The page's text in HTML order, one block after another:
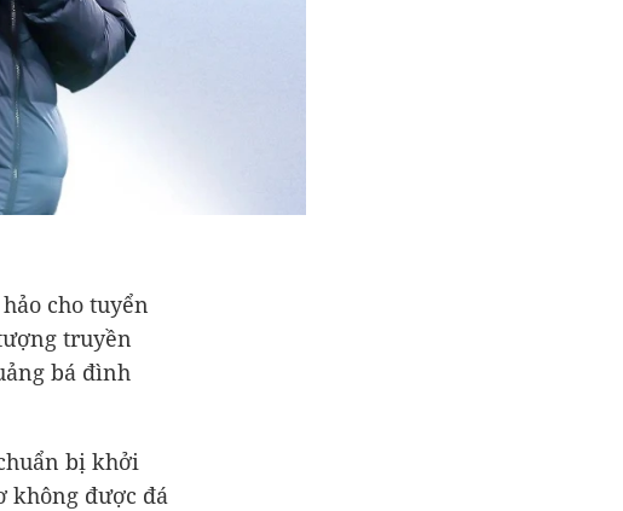
cho tuyển
truyền
bá đình
bị khởi
không được đá